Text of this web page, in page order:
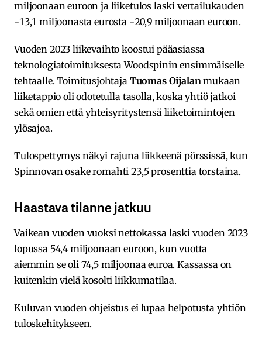
miljoonaan euroon ja liiketulos laski vertailukauden
-13,1 miljoonasta eurosta -20,9 miljoonaan euroon.
Vuoden 2023 liikevaihto koostui pääasiassa
teknologiatoimituksesta Woodspinin ensimmäiselle
tehtaalle. Toimitusjohtaja Tuomas Oijalanmukaan
liiketappio oli odotetulla tasolla, koska yhtiö jatkoi
sekä omien että yhteisyritystensä liiketoimintojen
ylösajoa.
Tulospettymys näkyi rajuna liikkeenä pörssissä, kun
Spinnovan osake romahti 23,5 prosenttia torstaina.
Haastava tilanne jatkuu
Vaikean vuoden vuoksi nettokassa laski vuoden 2023
lopussa 54,4 miljoonaan euroon, kun vuotta
aiemmin se oli 74,5 miljoonaa euroa. Kassassa on
kuitenkin vielä kosolti liikkumatilaa.
Kuluvan vuoden ohjeistus ei lupaa helpotusta yhtiön
tuloskehitykseen.